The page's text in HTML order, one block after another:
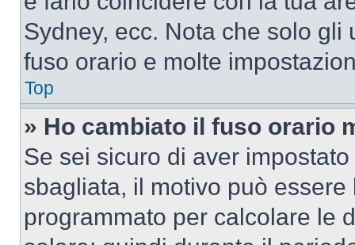
Sydney, ecc. Nota che solo
fuso orario e molte
Top
» Ho cambiato il fuso orario
Se sei sicuro di aver
sbagliata, il motivo può essere
programmato per calcolare le